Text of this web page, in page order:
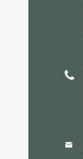

